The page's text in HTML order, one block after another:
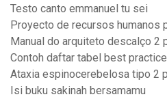
Testo canto emmanuel tu sei
Proyecto de recursos humanos
Manual do arquiteto descalço 2
Contoh daftar tabel best practice
Ataxia espinocerebelosa tipo 2
Isi buku sakinah bersamamu